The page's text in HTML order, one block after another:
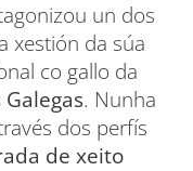
un dos
xestión da súa
co gallo da
. Nunha
dos perfís
de xeito